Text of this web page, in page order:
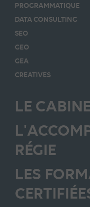
PROGRAMMATIQUE
DATA CONSULTING
SEO
GEO
GEA
CREATIVES
LE
RÉGIE
LES